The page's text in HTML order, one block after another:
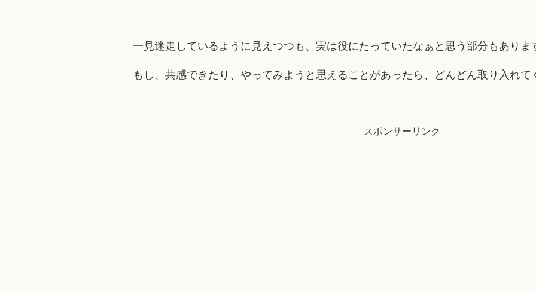
一見迷走しているように見えつつも、実は役にたっていたなぁと思う部分もありま
もし、共感できたり、やってみようと思えることがあったら、どんどん取り入れて
スポンサーリンク